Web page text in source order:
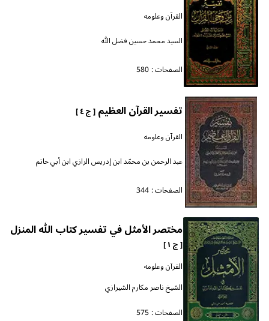
القرآن وعلومه
السيد محمد حسين فضل الله
الصفحات : 580
تفسير القرآن العظيم[ ج ٤ ]
القرآن وعلومه
عبد الرحمن بن محمّد ابن إدريس الرازي ابن أبي حاتم
الصفحات : 344
مختصر الأمثل في تفسير كتاب الله المنزل
[ ج ١ ]
القرآن وعلومه
الشيخ ناصر مكارم الشيرازي
الصفحات : 575